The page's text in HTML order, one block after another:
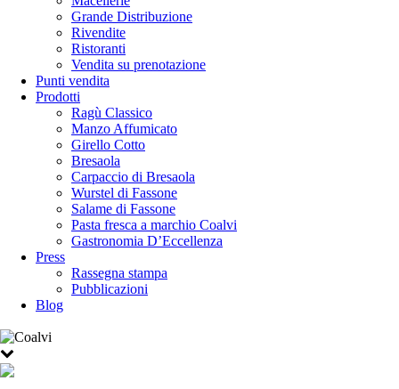
Grande Distribuzione
Rivendite
Ristoranti
Vendita su prenotazione
Punti vendita
Prodotti
Ragù Classico
Manzo Affumicato
Girello Cotto
Bresaola
Carpaccio di Bresaola
Wurstel di Fassone
Salame di Fassone
Pasta fresca a marchio Coalvi
Gastronomia D’Eccellenza
Press
Rassegna stampa
Pubblicazioni
Blog